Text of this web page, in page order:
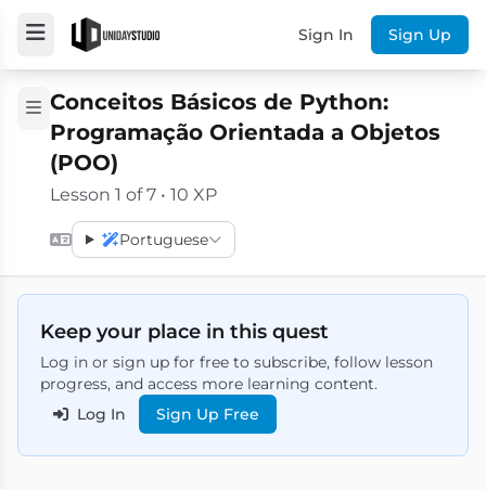
Sign In Sign Up
Conceitos Básicos de Python:
Programação Orientada a Objetos
(POO)
Lesson 1 of 7 • 10 XP
Portuguese
Keep your place in this quest
Log in or sign up for free to subscribe, follow lesson
progress, and access more learning content.
Log In
Sign Up Free